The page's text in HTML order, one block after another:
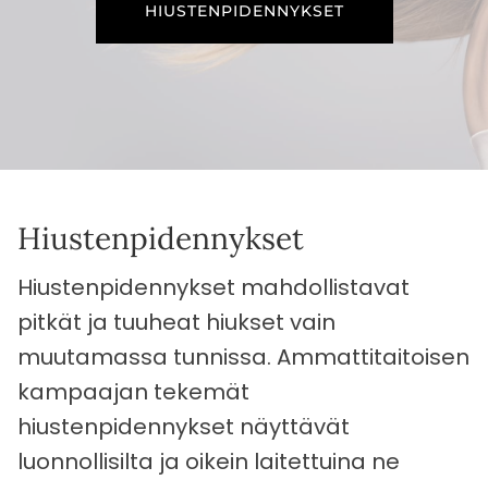
HIUSTENPIDENNYKSET
Hiusten­pidennykset
Hiustenpidennykset mahdollistavat
pitkät ja tuuheat hiukset vain
muutamassa tunnissa. Ammattitaitoisen
kampaajan tekemät
hiustenpidennykset näyttävät
luonnollisilta ja oikein laitettuina ne